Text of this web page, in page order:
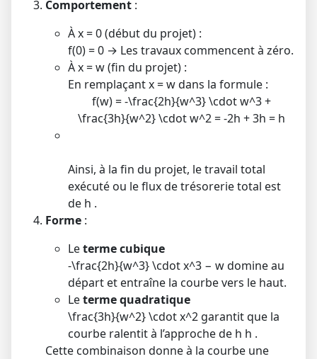
Comportement :
Àx = 0(début du projet) :
f(0) = 0 → Les travaux commencent à zéro.
Àx = w(fin du projet) :
En remplaçantx = wdans la formule :
f(w) = -\frac{2h}{w^3} \cdot w^3 +
\frac{3h}{w^2} \cdot w^2 = -2h + 3h = h
Ainsi, à la fin du projet, le travail total
exécuté ou le flux de trésorerie total est
de h .
Forme :
Leterme cubique
-\frac{2h}{w^3} \cdot x^3 − wdomine au
départ et entraîne la courbe vers le haut.
Leterme quadratique
\frac{3h}{w^2} \cdot x^2 garantit que la
courbe ralentit à l’approche de h h .
Cette combinaison donne à la courbe une